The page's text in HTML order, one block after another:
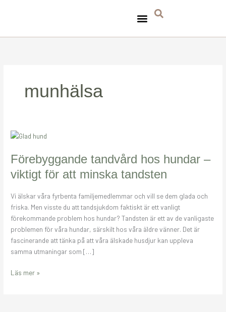
munhälsa
Förebyggande tandvård hos hundar –
viktigt för att minska tandsten
Vi älskar våra fyrbenta familjemedlemmar och vill se dem glada och
friska. Men visste du att tandsjukdom faktiskt är ett vanligt
förekommande problem hos hundar? Tandsten är ett av de vanligaste
problemen för våra hundar, särskilt hos våra äldre vänner. Det är
fascinerande att tänka på att våra älskade husdjur kan uppleva
samma utmaningar som […]
Förebyggande
hos
–
för
att
minska
tandsten
Läs mer »